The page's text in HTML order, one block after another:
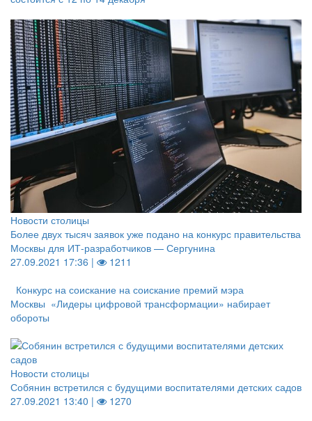
Новости столицы
Более двух тысяч заявок уже подано на конкурс правительства
Москвы для ИТ-разработчиков — Сергунина
27.09.2021 17:36 |
1211
Конкурс на соискание на соискание премий мэра
Москвы «Лидеры цифровой трансформации» набирает
обороты
Новости столицы
Собянин встретился с будущими воспитателями детских садов
27.09.2021 13:40 |
1270